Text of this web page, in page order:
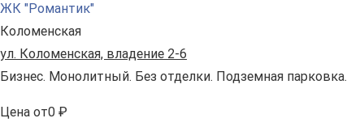
ЖК "Романтик"
Коломенская
ул. Коломенская, владение 2-6
Бизнес. Монолитный. Без отделки. Подземная парковка.
Цена от0 ₽